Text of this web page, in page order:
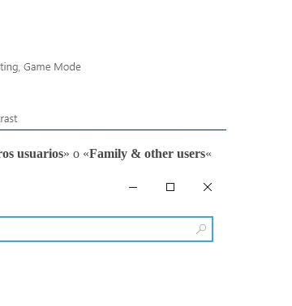
usuarios» o «Family & other users«